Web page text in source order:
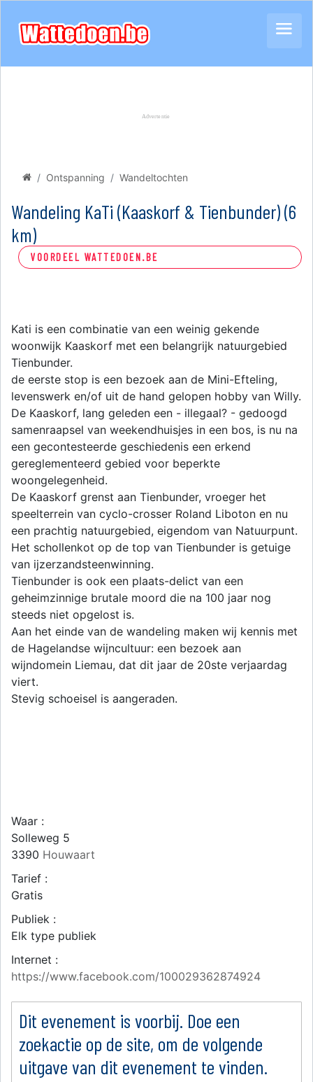
Ontspanning Wandeltochten
Wandeling KaTi (Kaaskorf & Tienbunder) (6
km)
VOORDEEL WATTEDOEN.BE
Kati is een combinatie van een weinig gekende
woonwijk Kaaskorf met een belangrijk natuurgebied
Tienbunder.
de eerste stop is een bezoek aan de Mini-Efteling,
levenswerk en/of uit de hand gelopen hobby van Willy.
De Kaaskorf, lang geleden een - illegaal? - gedoogd
samenraapsel van weekendhuisjes in een bos, is nu na
een gecontesteerde geschiedenis een erkend
gereglementeerd gebied voor beperkte
woongelegenheid.
De Kaaskorf grenst aan Tienbunder, vroeger het
speelterrein van cyclo-crosser Roland Liboton en nu
een prachtig natuurgebied, eigendom van Natuurpunt.
Het schollenkot op de top van Tienbunder is getuige
van ijzerzandsteenwinning.
Tienbunder is ook een plaats-delict van een
geheimzinnige brutale moord die na 100 jaar nog
steeds niet opgelost is.
Aan het einde van de wandeling maken wij kennis met
de Hagelandse wijncultuur: een bezoek aan
wijndomein Liemau, dat dit jaar de 20ste verjaardag
viert.
Stevig schoeisel is aangeraden.
Waar :
Solleweg 5
3390 Houwaart
Tarief :
Gratis
Publiek :
Elk type publiek
Internet :
https://www.facebook.com/100029362874924
Dit evenement is voorbij. Doe een
zoekactie op de site, om de volgende
uitgave van dit evenement te vinden.